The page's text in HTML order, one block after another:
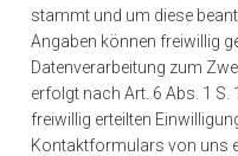
stammt und um diese
Angaben können freiwillig
Datenverarbeitung zum
erfolgt nach Art. 6 Abs. 1 S.
freiwillig erteilten
Kontaktformulars von uns